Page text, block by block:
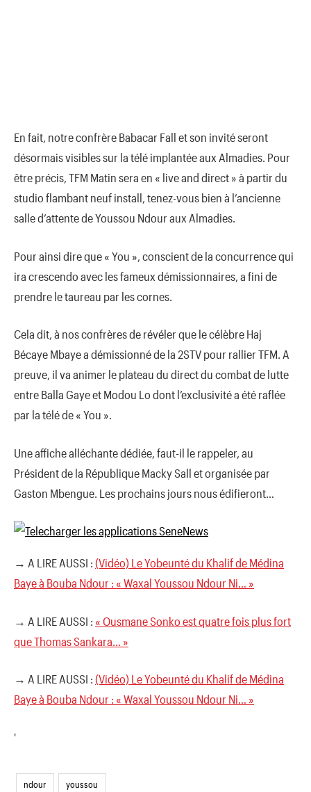
En fait, notre confrère Babacar Fall et son invité seront
désormais visibles sur la télé implantée aux Almadies. Pour
être précis, TFM Matin sera en « live and direct » à partir du
studio flambant neuf install, tenez-vous bien à l’ancienne
salle d’attente de Youssou Ndour aux Almadies.
Pour ainsi dire que « You », conscient de la concurrence qui
ira crescendo avec les fameux démissionnaires, a fini de
prendre le taureau par les cornes.
Cela dit, à nos confrères de révéler que le célèbre Haj
Bécaye Mbaye a démissionné de la 2STV pour rallier TFM. A
preuve, il va animer le plateau du direct du combat de lutte
entre Balla Gaye et Modou Lo dont l’exclusivité a été raflée
par la télé de « You ».
Une affiche alléchante dédiée, faut-il le rappeler, au
Président de la République Macky Sall et organisée par
Gaston Mbengue. Les prochains jours nous édifieront…
→ A LIRE AUSSI : (Vidéo) Le Yobeunté du Khalif de Médina
Baye à Bouba Ndour : « Waxal Youssou Ndour Ni… »
→ A LIRE AUSSI : « Ousmane Sonko est quatre fois plus fort
que Thomas Sankara… »
→ A LIRE AUSSI : (Vidéo) Le Yobeunté du Khalif de Médina
Baye à Bouba Ndour : « Waxal Youssou Ndour Ni… »
'
ndour youssou